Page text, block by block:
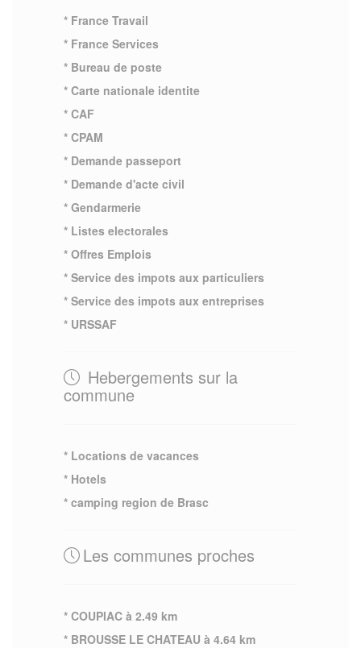
* France Travail
* France Services
* Bureau de poste
* Carte nationale identite
* CAF
* CPAM
* Demande passeport
* Demande d'acte civil
* Gendarmerie
* Listes electorales
* Offres Emplois
* Service des impots aux particuliers
* Service des impots aux entreprises
* URSSAF
Hebergements sur la
commune
* Locations de vacances
* Hotels
* camping region de Brasc
Les communes proches
* COUPIAC à 2.49 km
* BROUSSE LE CHATEAU à 4.64 km